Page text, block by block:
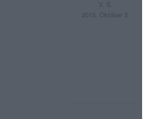
V. S.
2015. Október 3.